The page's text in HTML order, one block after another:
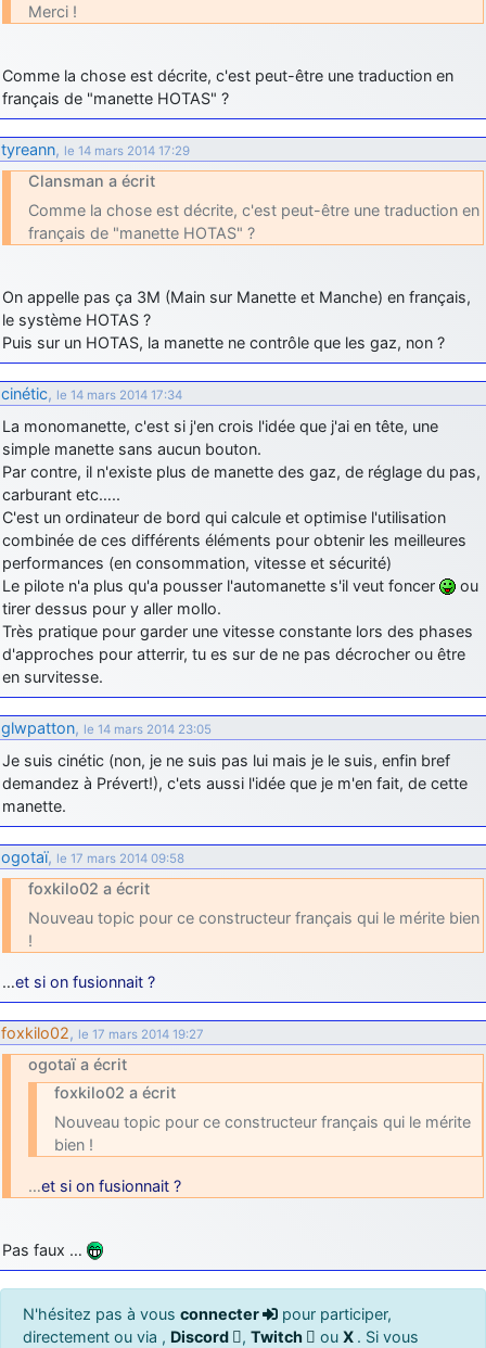
Merci !
Comme la chose est décrite, c'est peut-être une traduction en
français de "manette HOTAS" ?
tyreann, le 14 mars 2014 17:29
Clansman a écrit
Comme la chose est décrite, c'est peut-être une traduction en
français de "manette HOTAS" ?
On appelle pas ça 3M (Main sur Manette et Manche) en français,
le système HOTAS ?
Puis sur un HOTAS, la manette ne contrôle que les gaz, non ?
cinétic, le 14 mars 2014 17:34
La monomanette, c'est si j'en crois l'idée que j'ai en tête, une
simple manette sans aucun bouton.
Par contre, il n'existe plus de manette des gaz, de réglage du pas,
carburant etc…..
C'est un ordinateur de bord qui calcule et optimise l'utilisation
combinée de ces différents éléments pour obtenir les meilleures
performances (en consommation, vitesse et sécurité)
Le pilote n'a plus qu'a pousser l'automanette s'il veut foncer
ou
tirer dessus pour y aller mollo.
Très pratique pour garder une vitesse constante lors des phases
d'approches pour atterrir, tu es sur de ne pas décrocher ou être
en survitesse.
glwpatton, le 14 mars 2014 23:05
Je suis cinétic (non, je ne suis pas lui mais je le suis, enfin bref
demandez à Prévert!), c'ets aussi l'idée que je m'en fait, de cette
manette.
ogotaï, le 17 mars 2014 09:58
foxkilo02 a écrit
Nouveau topic pour ce constructeur français qui le mérite bien
!
…et si on fusionnait ?
foxkilo02, le 17 mars 2014 19:27
ogotaï a écrit
foxkilo02 a écrit
Nouveau topic pour ce constructeur français qui le mérite
bien !
…et si on fusionnait ?
Pas faux …
N'hésitez pas à vous connecter
pour participer,
directement ou via , Discord , Twitch ou X . Si vous